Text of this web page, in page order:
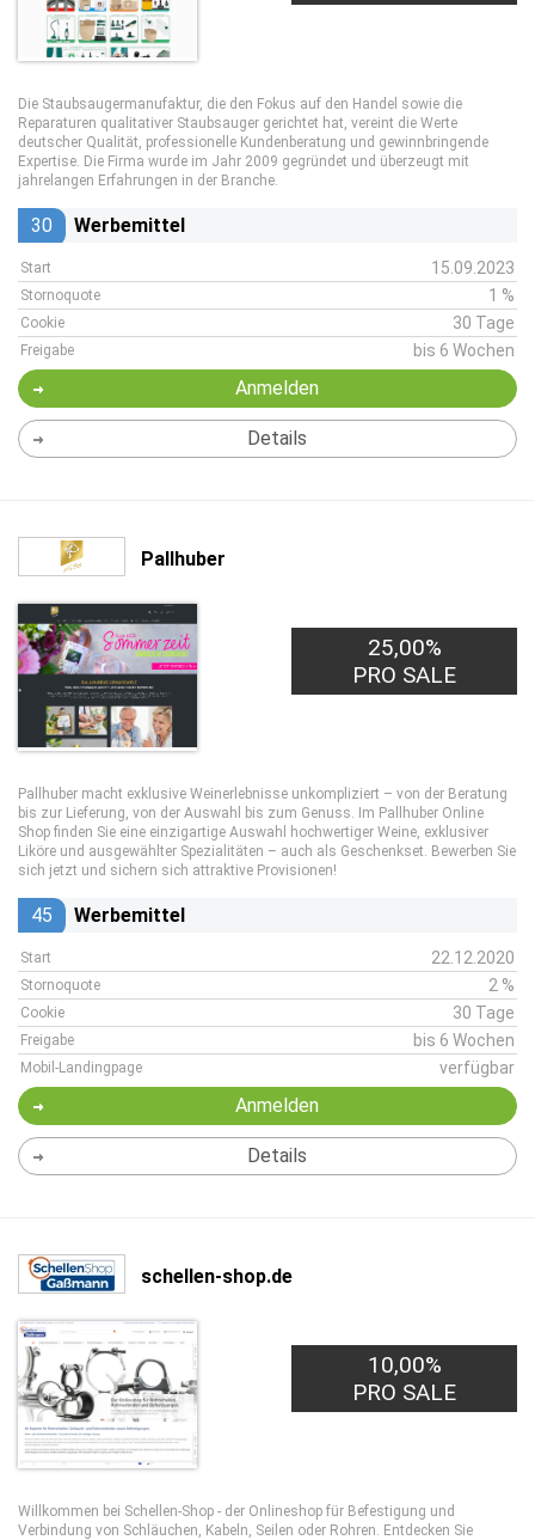
Die Staubsaugermanufaktur, die den Fokus auf den Handel sowie die
Reparaturen qualitativer Staubsauger gerichtet hat, vereint die Werte
deutscher Qualität, professionelle Kundenberatung und gewinnbringende
Expertise. Die Firma wurde im Jahr 2009 gegründet und überzeugt mit
jahrelangen Erfahrungen in der Branche.
30 Werbemittel
Start 15.09.2023
Stornoquote 1 %
Cookie 30 Tage
Freigabe bis 6 Wochen
Anmelden
Details
Pallhuber
25,00%
PRO SALE
Pallhuber macht exklusive Weinerlebnisse unkompliziert – von der Beratung
bis zur Lieferung, von der Auswahl bis zum Genuss. Im Pallhuber Online
Shop finden Sie eine einzigartige Auswahl hochwertiger Weine, exklusiver
Liköre und ausgewählter Spezialitäten – auch als Geschenkset. Bewerben Sie
sich jetzt und sichern sich attraktive Provisionen!
45 Werbemittel
Start 22.12.2020
Stornoquote 2 %
Cookie 30 Tage
Freigabe bis 6 Wochen
Mobil-Landingpage verfügbar
Anmelden
Details
schellen-shop.de
10,00%
PRO SALE
Willkommen bei Schellen-Shop - der Onlineshop für Befestigung und
Verbindung von Schläuchen, Kabeln, Seilen oder Rohren. Entdecken Sie